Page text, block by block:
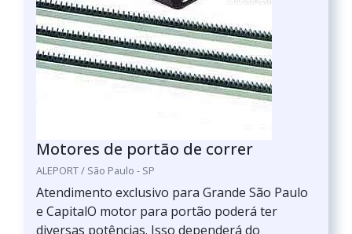
Motores de portão de correr
ALEPORT / São Paulo - SP
Atendimento exclusivo para Grande São Paulo
e CapitalO motor para portão poderá ter
diversas potências. Isso dependerá do